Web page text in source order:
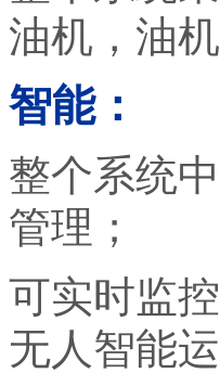
油机，油
智能：
整个系统
管理；
可实时监
无人智能运